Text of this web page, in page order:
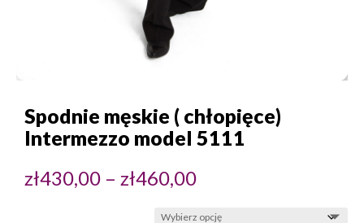
Spodnie męskie ( chłopięce)
Intermezzo model 5111
zł430,00 – zł460,00Zakres
cen:
do